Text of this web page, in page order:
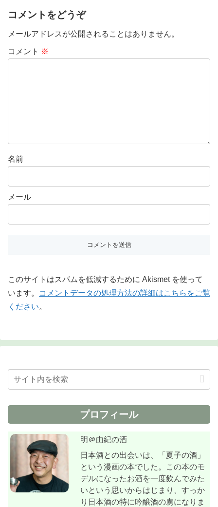
コメントをどうぞ
メールアドレスが公開されることはありません。
コメント ※
名前
メール
このサイトはスパムを低減するために Akismet を使って
います。
コメントデータの処理方法の詳細はこちらをご覧
ください。
プロフィール
明＠由紀の酒
日本酒との出会いは、「夏子の酒」
という漫画の本でした。この本のモ
デルになったお酒を一度飲んでみた
いという思いからはじまり、すっか
り日本酒の特に吟醸酒の虜になりま